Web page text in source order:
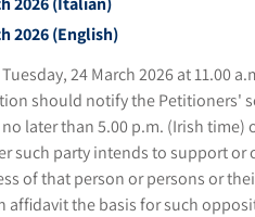
2026 (English)
24 March 2026 at 11.00
should notify the Petitioners'
no later than 5.00 p.m. (Irish
such party intends to support
of that person or persons or
the basis for such